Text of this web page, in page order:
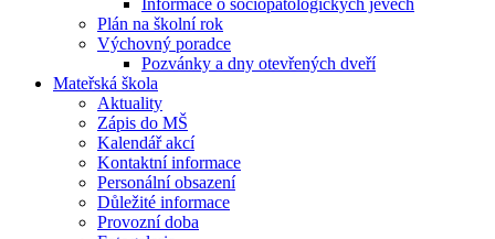
Informace o sociopatologických jevech
Plán na školní rok
Výchovný poradce
Pozvánky a dny otevřených dveří
Mateřská škola
Aktuality
Zápis do MŠ
Kalendář akcí
Kontaktní informace
Personální obsazení
Důležité informace
Provozní doba